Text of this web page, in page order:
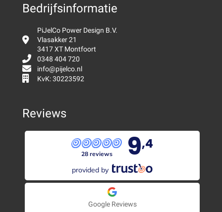
Bedrijfsinformatie
PiJelCo Power Design B.V.
Vlasakker 21
3417 XT Montfoort
0348 404 720
info@pijelco.nl
KvK: 30223592
Reviews
28 reviews 9,4
provided by
Google Reviews